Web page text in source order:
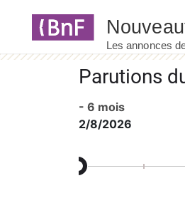
Parutions
- 6 mois
2/8/2026